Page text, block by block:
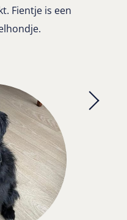
Fientje is een